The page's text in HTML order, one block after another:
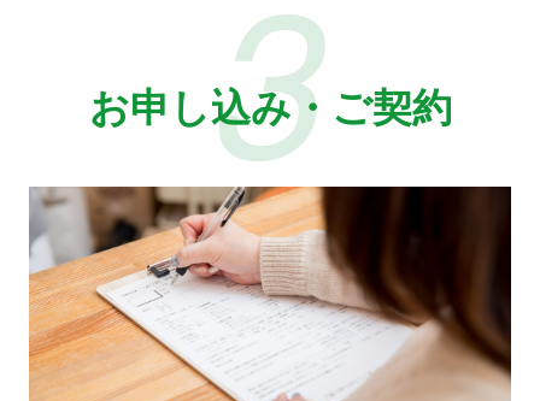
3
お申し込み・ご契約